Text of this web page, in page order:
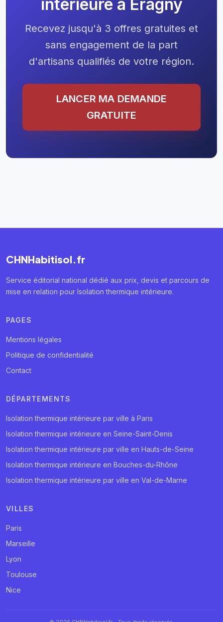
intérieure à Éragny
Recevez jusqu'à 3 offres gratuites et
sans engagement de la part
d'artisans qualifiés de votre région.
LANCER MA DEMANDE
GRATUITE
CHNHabitisol.fr
Service éditorial national dédié aux prix, devis et parcours de
mise en relation pour Isolation thermique intérieure.
PAGES
Mentions légales
Politique de confidentialité
Contact
DÉPARTEMENTS
Isolation thermique intérieure par ville à Paris
Isolation thermique intérieure en Seine-Saint-Denis
Isolation thermique intérieure par ville en Hauts-de-Seine
Isolation thermique intérieure en Bouches-du-Rhône
Isolation thermique intérieure par ville en Val-de-Marne
VILLES
Paris
Marseille
Lyon
Toulouse
Nice